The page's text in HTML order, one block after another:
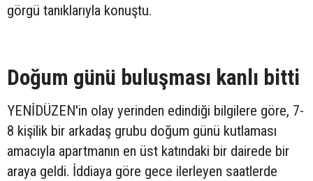
görgü tanıklarıyla konuştu.
Doğum günü buluşması kanlı bitti
YENİDÜZEN'in olay yerinden edindiği bilgilere göre, 7-
8 kişilik bir arkadaş grubu doğum günü kutlaması
amacıyla apartmanın en üst katındaki bir dairede bir
araya geldi. İddiaya göre gece ilerleyen saatlerde